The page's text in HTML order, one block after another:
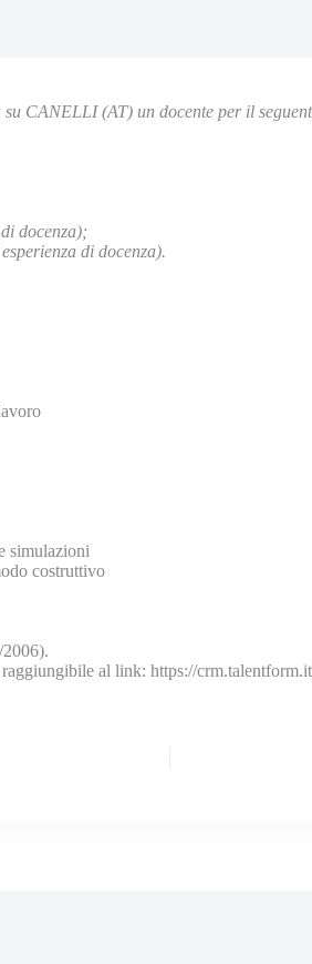
CANELLI (AT) un docente per il
docenza);
di docenza).
simulazioni
costruttivo
al link: https://